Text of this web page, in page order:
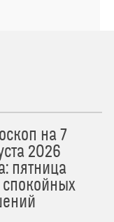
на 7
2026
пятница